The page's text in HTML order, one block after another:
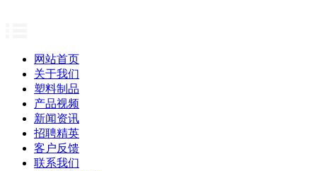
网站首页
关于我们
塑料制品
产品视频
新闻资讯
招聘精英
客户反馈
联系我们